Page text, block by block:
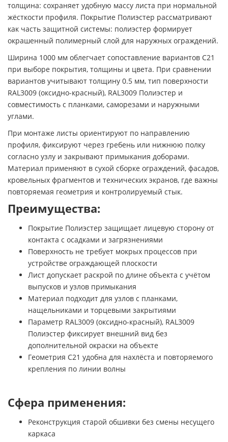
толщина: сохраняет удобную массу листа при нормальной
жёсткости профиля. Покрытие Полиэстер рассматривают
как часть защитной системы: полиэстер формирует
окрашенный полимерный слой для наружных ограждений.
Ширина 1000 мм облегчает сопоставление вариантов C21
при выборе покрытия, толщины и цвета. При сравнении
вариантов учитывают толщину 0.5 мм, тип поверхности
RAL3009 (оксидно-красный), RAL3009 Полиэстер и
совместимость с планками, саморезами и наружными
углами.
При монтаже листы ориентируют по направлению
профиля, фиксируют через гребень или нижнюю полку
согласно узлу и закрывают примыкания доборами.
Материал применяют в сухой сборке ограждений, фасадов,
кровельных фрагментов и технических экранов, где важны
повторяемая геометрия и контролируемый стык.
Преимущества:
Покрытие Полиэстер защищает лицевую сторону от
контакта с осадками и загрязнениями
Поверхность не требует мокрых процессов при
устройстве ограждающей плоскости
Лист допускает раскрой по длине объекта с учётом
выпусков и узлов примыкания
Материал подходит для узлов с планками,
нащельниками и торцевыми закрытиями
Параметр RAL3009 (оксидно-красный), RAL3009
Полиэстер фиксирует внешний вид без
дополнительной окраски на объекте
Геометрия C21 удобна для нахлёста и повторяемого
крепления по линии волны
Сфера применения:
Реконструкция старой обшивки без смены несущего
каркаса